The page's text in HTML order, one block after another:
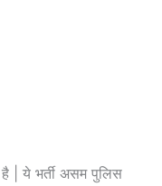
| ये भर्ती असम पुलिस